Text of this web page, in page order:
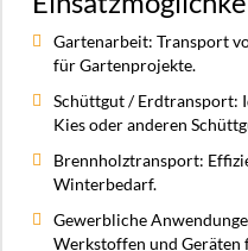
Gartenarbeit: Transport
für Gartenprojekte.
Schüttgut / Erdtransport:
Kies oder anderen
Brennholztransport:
Winterbedarf.
Gewerbliche
Werkstoffen und Geräten